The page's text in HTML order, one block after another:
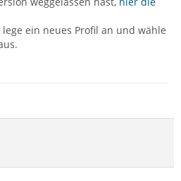
ein neues Profil an und wähle